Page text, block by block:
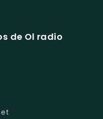
de Ol radio